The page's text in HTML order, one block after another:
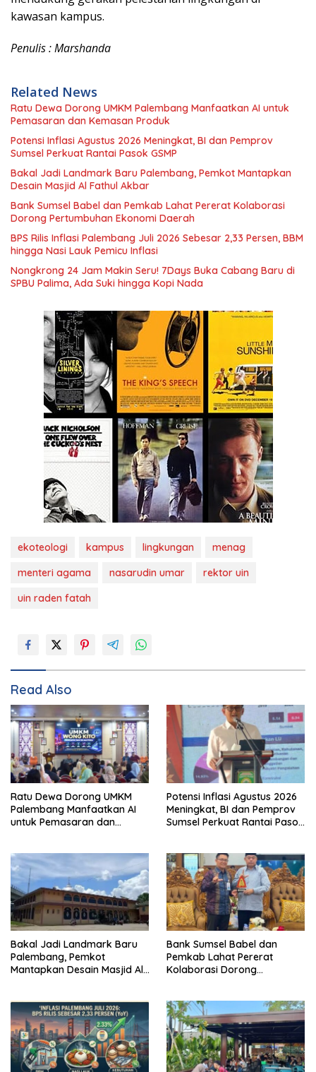
kawasan kampus.
Penulis : Marshanda
Related News
Ratu Dewa Dorong UMKM Palembang Manfaatkan AI untuk
Pemasaran dan Kemasan Produk
Potensi Inflasi Agustus 2026 Meningkat, BI dan Pemprov
Sumsel Perkuat Rantai Pasok GSMP
Bakal Jadi Landmark Baru Palembang, Pemkot Mantapkan
Desain Masjid Al Fathul Akbar
Bank Sumsel Babel dan Pemkab Lahat Pererat Kolaborasi
Dorong Pertumbuhan Ekonomi Daerah
BPS Rilis Inflasi Palembang Juli 2026 Sebesar 2,33 Persen, BBM
hingga Nasi Lauk Pemicu Inflasi
Nongkrong 24 Jam Makin Seru! 7Days Buka Cabang Baru di
SPBU Palima, Ada Suki hingga Kopi Nada
ekoteologi kampus lingkungan
menag
menteri agama
nasarudin umar
rektor uin
uin raden fatah
Read Also
Ratu Dewa Dorong UMKM
Palembang Manfaatkan AI
untuk Pemasaran dan
Potensi Inflasi Agustus 2026
Meningkat, BI dan Pemprov
Sumsel Perkuat Rantai Pasok
Bakal Jadi Landmark Baru
Palembang, Pemkot
Mantapkan Desain Masjid Al
Bank Sumsel Babel dan
Pemkab Lahat Pererat
Kolaborasi Dorong